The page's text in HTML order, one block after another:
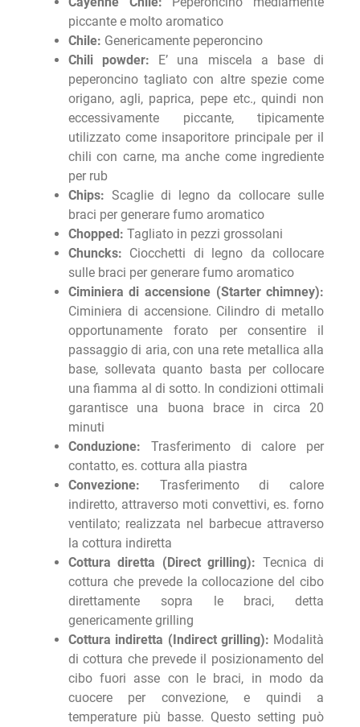
piccante e molto aromatico
Chile: Genericamente peperoncino
Chili powder: E’ una miscela a base di
peperoncino tagliato con altre spezie come
origano, agli, paprica, pepe etc., quindi non
eccessivamente piccante, tipicamente
utilizzato come insaporitore principale per il
chili con carne, ma anche come ingrediente
per rub
Chips: Scaglie di legno da collocare sulle
braci per generare fumo aromatico
Chopped: Tagliato in pezzi grossolani
Chuncks: Ciocchetti di legno da collocare
sulle braci per generare fumo aromatico
Ciminiera di accensione (Starter chimney):
Ciminiera di accensione. Cilindro di metallo
opportunamente forato per consentire il
passaggio di aria, con una rete metallica alla
base, sollevata quanto basta per collocare
una fiamma al di sotto. In condizioni ottimali
garantisce una buona brace in circa 20
minuti
Conduzione: Trasferimento di calore per
contatto, es. cottura alla piastra
Convezione: Trasferimento di calore
indiretto, attraverso moti convettivi, es. forno
ventilato; realizzata nel barbecue attraverso
la cottura indiretta
Cottura diretta (Direct grilling): Tecnica di
cottura che prevede la collocazione del cibo
direttamente sopra le braci, detta
genericamente grilling
Cottura indiretta (Indirect grilling): Modalità
di cottura che prevede il posizionamento del
cibo fuori asse con le braci, in modo da
cuocere per convezione, e quindi a
temperature più basse. Questo setting può